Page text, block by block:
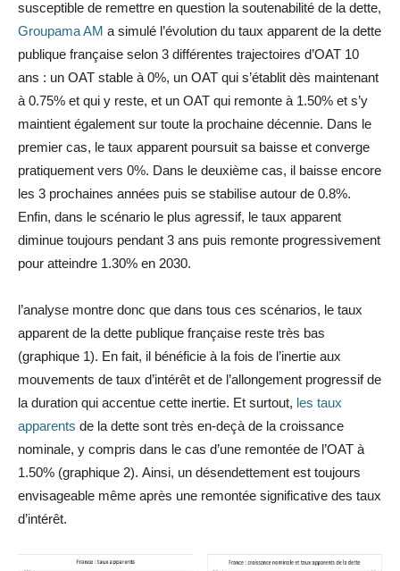
susceptible de remettre en question la soutenabilité de la dette,
Groupama AM a simulé l’évolution du taux apparent de la dette
publique française selon 3 différentes trajectoires d’OAT 10
ans : un OAT stable à 0%, un OAT qui s’établit dès maintenant
à 0.75% et qui y reste, et un OAT qui remonte à 1.50% et s’y
maintient également sur toute la prochaine décennie. Dans le
premier cas, le taux apparent poursuit sa baisse et converge
pratiquement vers 0%. Dans le deuxième cas, il baisse encore
les 3 prochaines années puis se stabilise autour de 0.8%.
Enfin, dans le scénario le plus agressif, le taux apparent
diminue toujours pendant 3 ans puis remonte progressivement
pour atteindre 1.30% en 2030.
l’analyse montre donc que dans tous ces scénarios, le taux
apparent de la dette publique française reste très bas
(graphique 1). En fait, il bénéficie à la fois de l’inertie aux
mouvements de taux d’intérêt et de l’allongement progressif de
la duration qui accentue cette inertie. Et surtout, les taux
apparents de la dette sont très en-deçà de la croissance
nominale, y compris dans le cas d’une remontée de l’OAT à
1.50% (graphique 2). Ainsi, un désendettement est toujours
envisageable même après une remontée significative des taux
d’intérêt.